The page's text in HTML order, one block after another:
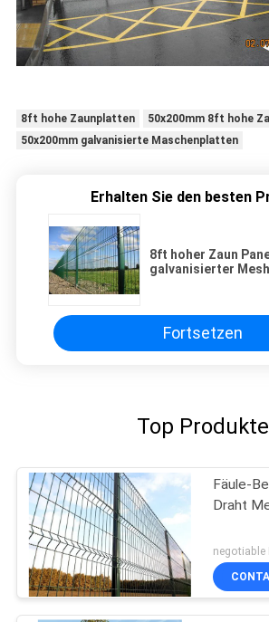
8ft hohe Zaunplatten
50x200mm 8ft hohe
50x200mm galvanisierte Maschenplatten
Erhalten Sie den besten
8ft hoher Zaun
galvanisierter
Fortsetzen
Top Produkte
Fäule-
Draht